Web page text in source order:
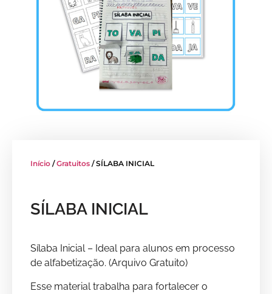
Início /Gratuitos / SÍLABA INICIAL
SÍLABA INICIAL
Sílaba Inicial – Ideal para alunos em processo
de alfabetização. (Arquivo Gratuito)
Esse material trabalha para fortalecer o